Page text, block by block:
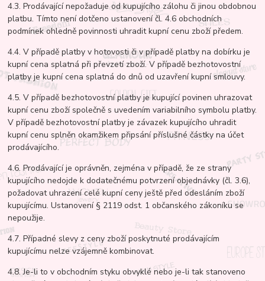
4.3. Prodávající nepožaduje od kupujícího zálohu či jinou obdobnou
platbu. Tímto není dotčeno ustanovení čl. 4.6 obchodních
podmínek ohledně povinnosti uhradit kupní cenu zboží předem.
4.4. V případě platby v hotovosti či v případě platby na dobírku je
kupní cena splatná při převzetí zboží. V případě bezhotovostní
platby je kupní cena splatná do dnů od uzavření kupní smlouvy.
4.5. V případě bezhotovostní platby je kupující povinen uhrazovat
kupní cenu zboží společně s uvedením variabilního symbolu platby.
V případě bezhotovostní platby je závazek kupujícího uhradit
kupní cenu splněn okamžikem připsání příslušné částky na účet
prodávajícího.
4.6. Prodávající je oprávněn, zejména v případě, že ze strany
kupujícího nedojde k dodatečnému potvrzení objednávky (čl. 3.6),
požadovat uhrazení celé kupní ceny ještě před odesláním zboží
kupujícímu. Ustanovení § 2119 odst. 1 občanského zákoníku se
nepoužije.
4.7. Případné slevy z ceny zboží poskytnuté prodávajícím
kupujícímu nelze vzájemně kombinovat.
4.8. Je-li to v obchodním styku obvyklé nebo je-li tak stanoveno